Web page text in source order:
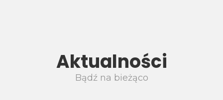
Aktualności
Bądź na bieżąco